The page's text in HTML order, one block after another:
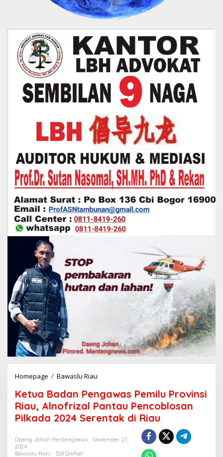
Homepage / Bawaslu Riau
t
u
a
B
d
Ketua Badan Pengawas Pemilu Provinsi
Riau, Alnofrizal Pantau Pencoblosan
Pilkada 2024 Serentak di Riau
Daeng Johan Mentengnews
November 27,
2024
Bawaslu Riau
328 Dilihat